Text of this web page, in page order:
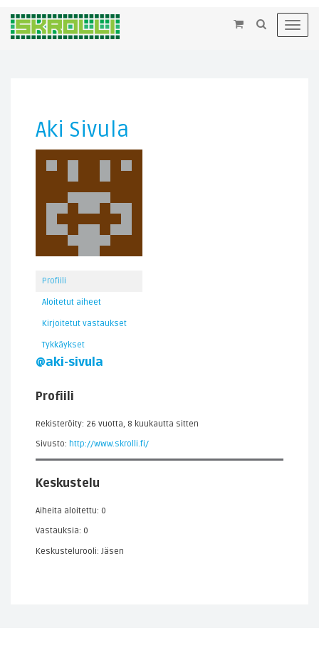
×
Aki Sivula
Profiili
Aloitetut aiheet
Kirjoitetut vastaukset
Tykkäykset
@aki-sivula
Profiili
Rekisteröity: 26 vuotta, 8 kuukautta sitten
Sivusto: http://www.skrolli.fi/
Keskustelu
Aiheita aloitettu: 0
Vastauksia: 0
Keskustelurooli: Jäsen